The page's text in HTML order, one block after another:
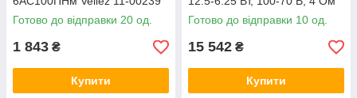
Готово до відправки 20 од.
1 843 ₴
Купити
19-00068
Готово до відправки 10 од.
15 542 ₴
Купити